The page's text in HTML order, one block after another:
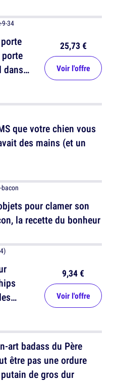
dans
25,73 €
Voir l'offre
que votre chien vous
des mains (et un
pour clamer son
la recette du bonheur
gros
9,34 €
Voir l'offre
art badass du Père
être pas une ordure
de gros dur